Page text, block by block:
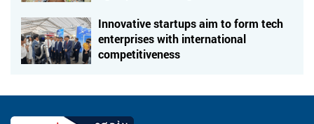
Innovative startups aim to form tech
enterprises with international
competitiveness